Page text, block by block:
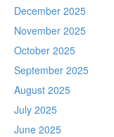
December 2025
November 2025
October 2025
September 2025
August 2025
July 2025
June 2025